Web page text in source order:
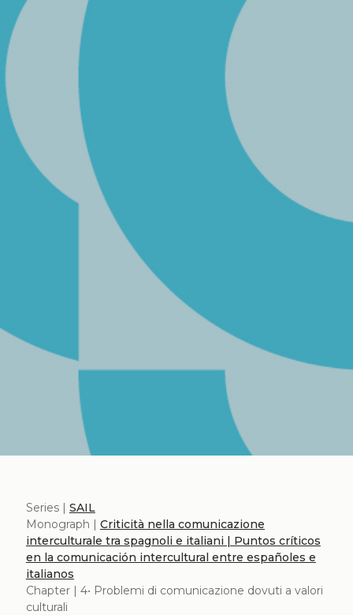
Series | SAIL
Monograph | Criticità nella comunicazione
interculturale tra spagnoli e italiani | Puntos críticos
en la comunicación intercultural entre españoles e
italianos
Chapter | 4• Problemi di comunicazione dovuti a valori
culturali